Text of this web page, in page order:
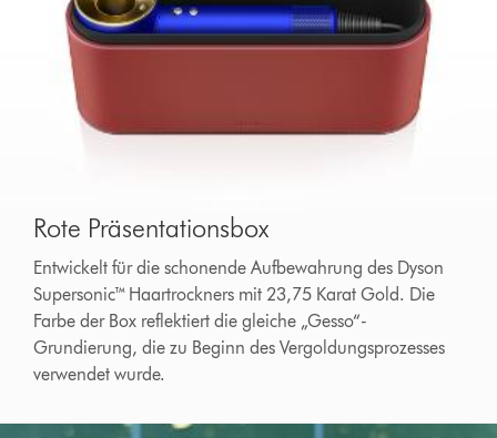
Rote Präsentationsbox
Entwickelt für die schonende Aufbewahrung des Dyson
Supersonic™ Haartrockners mit 23,75 Karat Gold. Die
Farbe der Box reflektiert die gleiche „Gesso“-
Grundierung, die zu Beginn des Vergoldungsprozesses
verwendet wurde.